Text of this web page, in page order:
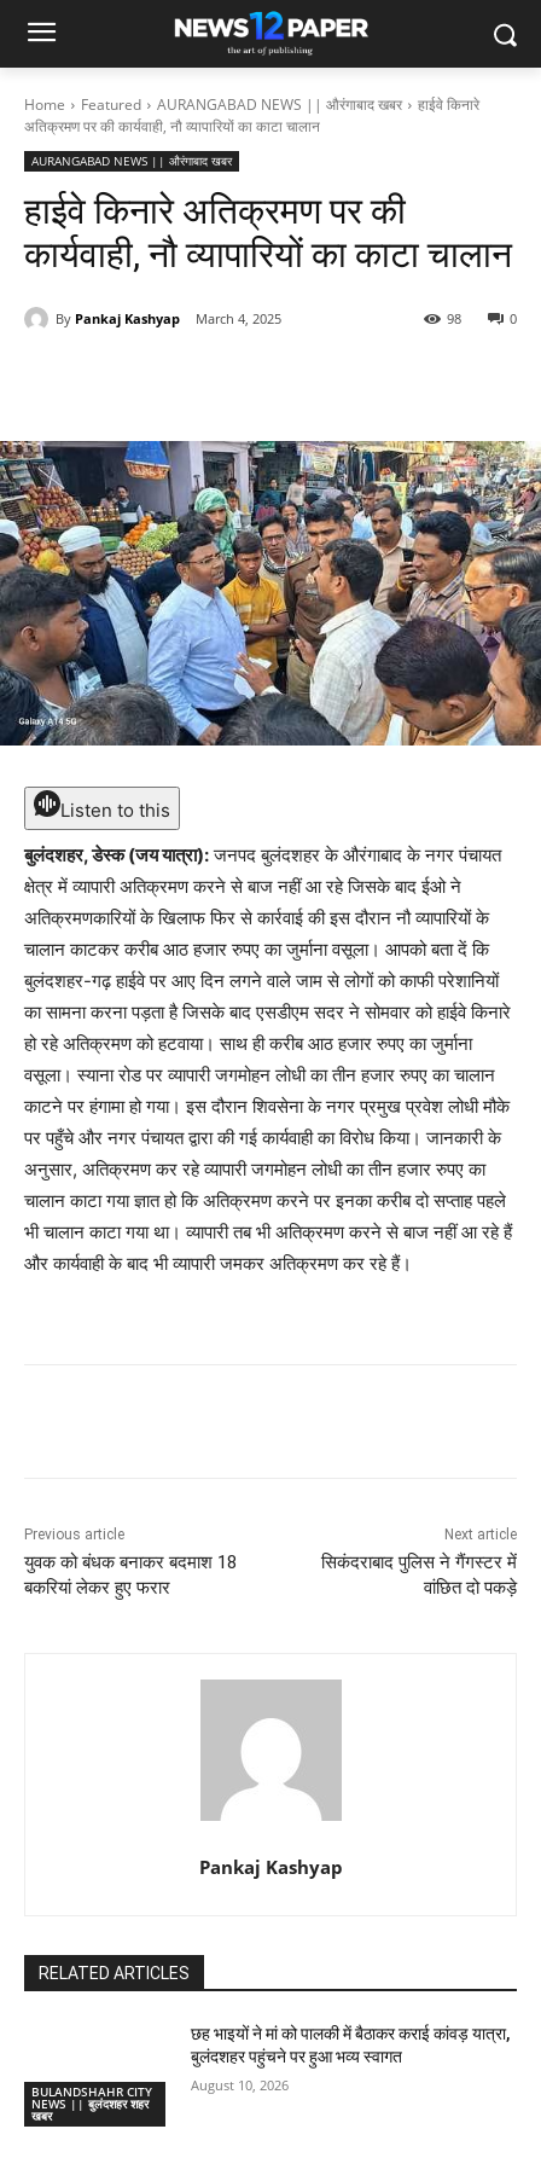
Home Featured AURANGABAD NEWS || औरंगाबाद खबर
हाईवे किनारे
अतिक्रमण पर की कार्यवाही, नौ व्यापारियों का काटा चालान
AURANGABAD NEWS || औरंगाबाद खबर
हाईवे किनारे अतिक्रमण पर की
कार्यवाही, नौ व्यापारियों का काटा चालान
By Pankaj Kashyap March 4, 2025 0
98
Listen to this
बुलंदशहर, डेस्क (जय यात्रा):जनपद बुलंदशहर के औरंगाबाद के नगर पंचायत
क्षेत्र में व्यापारी अतिक्रमण करने से बाज नहीं आ रहे जिसके बाद ईओ ने
अतिक्रमणकारियों के खिलाफ फिर से कार्रवाई की इस दौरान नौ व्यापारियों के
चालान काटकर करीब आठ हजार रुपए का जुर्माना वसूला। आपको बता दें कि
बुलंदशहर-गढ़ हाईवे पर आए दिन लगने वाले जाम से लोगों को काफी परेशानियों
का सामना करना पड़ता है जिसके बाद एसडीएम सदर ने सोमवार को हाईवे किनारे
हो रहे अतिक्रमण को हटवाया। साथ ही करीब आठ हजार रुपए का जुर्माना
वसूला। स्याना रोड पर व्यापारी जगमोहन लोधी का तीन हजार रुपए का चालान
काटने पर हंगामा हो गया। इस दौरान शिवसेना के नगर प्रमुख प्रवेश लोधी मौके
पर पहुँचे और नगर पंचायत द्वारा की गई कार्यवाही का विरोध किया। जानकारी के
अनुसार, अतिक्रमण कर रहे व्यापारी जगमोहन लोधी का तीन हजार रुपए का
चालान काटा गया ज्ञात हो कि अतिक्रमण करने पर इनका करीब दो सप्ताह पहले
भी चालान काटा गया था। व्यापारी तब भी अतिक्रमण करने से बाज नहीं आ रहे हैं
और कार्यवाही के बाद भी व्यापारी जमकर अतिक्रमण कर रहे हैं।
Previous article
युवक को बंधक बनाकर बदमाश 18
बकरियां लेकर हुए फरार
Next article
सिकंदराबाद पुलिस ने गैंगस्टर में
वांछित दो पकड़े
Pankaj Kashyap
RELATED ARTICLES
BULANDSHAHR CITY
NEWS || बुलंदशहर शहर
खबर
छह भाइयों ने मां को पालकी में बैठाकर कराई कांवड़ यात्रा,
बुलंदशहर पहुंचने पर हुआ भव्य स्वागत
August 10, 2026